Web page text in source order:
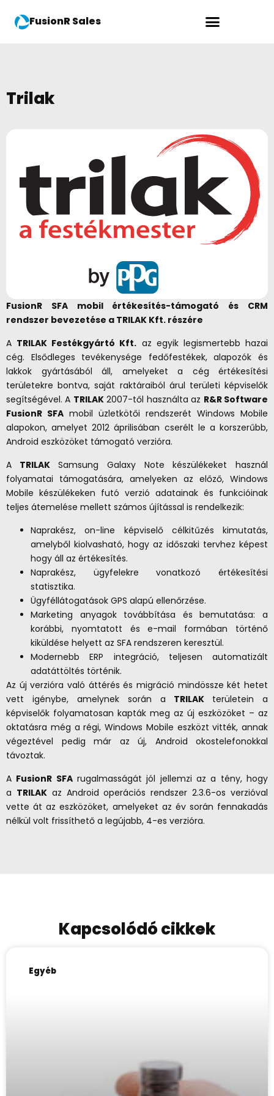
FusionR Sales
Trilak
FusionR SFA mobil értékesítés-támogató és CRM
rendszer bevezetése a TRILAK Kft. részére
A TRILAK Festékgyártó Kft. az egyik legismertebb hazai
cég. Elsődleges tevékenysége fedőfestékek, alapozók és
lakkok gyártásából áll, amelyeket a cég értékesítési
területekre bontva, saját raktáraiból árul területi képviselők
segítségével. A TRILAK2007-től használta az R&R Software
FusionR SFA mobil üzletkötői rendszerét Windows Mobile
alapokon, amelyet 2012 áprilisában cserélt le a korszerűbb,
Android eszközöket támogató verzióra.
A TRILAKSamsung Galaxy Note készülékeket használ
folyamatai támogatására, amelyeken az előző, Windows
Mobile készülékeken futó verzió adatainak és funkcióinak
teljes átemelése mellett számos újítással is rendelkezik:
Naprakész, on-line képviselő célkitűzés kimutatás,
amelyből kiolvasható, hogy az időszaki tervhez képest
hogy áll az értékesítés.
Naprakész, ügyfelekre vonatkozó értékesítési
statisztika.
Ügyféllátogatások GPS alapú ellenőrzése.
Marketing anyagok továbbítása és bemutatása: a
korábbi, nyomtatott és e-mail formában történő
kiküldése helyett az SFA rendszeren keresztül.
Modernebb ERP integráció, teljesen automatizált
adatáttöltés történik.
Az új verzióra való áttérés és migráció mindössze két hetet
vett igénybe, amelynek során a TRILAK területein a
képviselők folyamatosan kapták meg az új eszközöket – az
oktatásra még a régi, Windows Mobile eszközt vitték, annak
végeztével pedig már az új, Android okostelefonokkal
távoztak.
A FusionR SFArugalmasságát jól jellemzi az a tény, hogy
a TRILAKaz Android operációs rendszer 2.3.6-os verzióval
vette át az eszközöket, amelyeket az év során fennakadás
nélkül volt frissíthető a legújabb, 4-es verzióra.
Kapcsolódó cikkek
Egyéb